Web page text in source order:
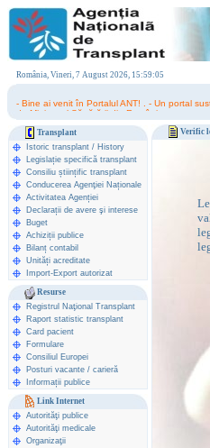
România, Vineri, 7 August 2026, 15:59:05
- Bine ai venit în Portalul ANT! . - Un portal
de Ministerul Sănătăţii din România.
Transplant
Istoric transplant / History
Legislație specifică transplant
Consiliu științific transplant
Conducerea Agenţiei Naționale
Activitatea Agenției
Declarații de avere şi interese
Buget
Achiziții publice
Bilanț contabil
Unități acreditate
Import-Export autorizat
Resurse
Registrul Naţional Transplant
Raport statistic transplant
Card pacient
Formulare
Consiliul Europei
Posturi vacante / carieră
Informații publice
Link Internet
Autorităţi publice
Autorităţi medicale
Organizaţii
Verific